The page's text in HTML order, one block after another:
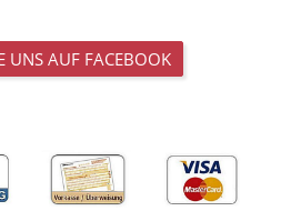
UNS AUF FACEBOOK